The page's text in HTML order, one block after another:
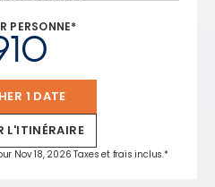
PERSONNE*
1 DATE
L'ITINÉRAIRE
Nov 18, 2026 Taxes et frais inclus.*